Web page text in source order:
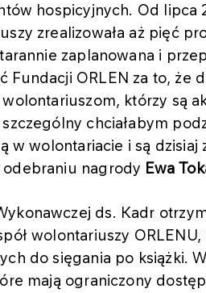
hospicyjnych. Od lipca
zrealizowała aż pięć
zaplanowana i
Fundacji ORLEN za to, że
którzy są
chciałabym
w wolontariacie i są
odebraniu nagrody Ewa
ds. Kadr
wolontariuszy
do sięgania po książki.
mają ograniczony